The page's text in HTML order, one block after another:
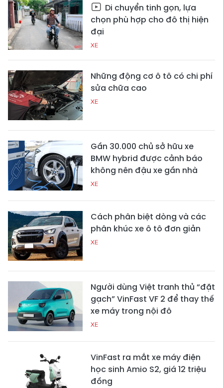
Di chuyển tinh gọn, lựa
chọn phù hợp cho đô thị hiện
đại
XE
Những động cơ ô tô có chi phí
sửa chữa cao
XE
Gần 30.000 chủ sở hữu xe
BMW hybrid được cảnh báo
không nên đậu xe gần nhà
XE
Cách phân biệt dòng và các
phân khúc xe ô tô đơn giản
XE
Người dùng Việt tranh thủ “đặt
gạch” VinFast VF 2 để thay thế
xe máy trong nội đô
XE
VinFast ra mắt xe máy điện
học sinh Amio S2, giá 12 triệu
đồng